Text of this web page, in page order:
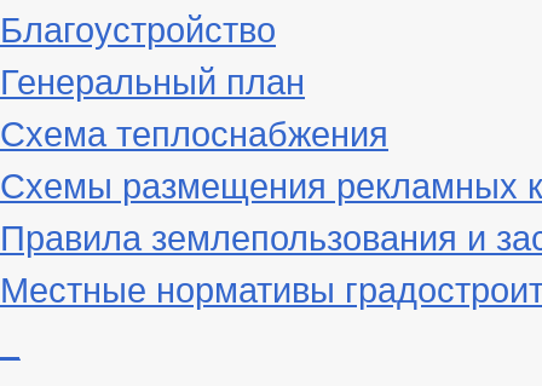
Благоустройство
Генеральный план
Схема теплоснабжения
Схемы размещения рекламных
Правила землепользования и
Местные нормативы